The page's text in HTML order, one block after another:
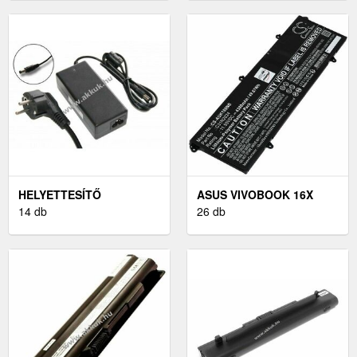
HELYETTESÍTŐ
NYOMTATÓ-HÁLÓZATI
14 db
ASUS VIVOBOOK 16X
K3605ZC LAPTOP AKKU
26 db